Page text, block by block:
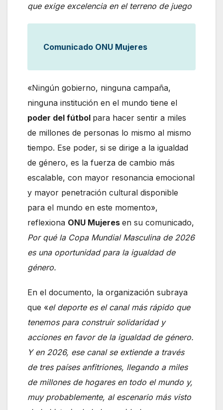
que exige excelencia en el terreno de juego
Comunicado ONU Mujeres
«Ningún gobierno, ninguna campaña,
ninguna institución en el mundo tiene el
poder del fútbol para hacer sentir a miles
de millones de personas lo mismo al mismo
tiempo. Ese poder, si se dirige a la igualdad
de género, es la fuerza de cambio más
escalable, con mayor resonancia emocional
y mayor penetración cultural disponible
para el mundo en este momento»,
reflexiona ONU Mujeres en su comunicado,
Por qué la Copa Mundial Masculina de 2026
es una oportunidad para la igualdad de
género.
En el documento, la organización subraya
que «el deporte es el canal más rápido que
tenemos para construir solidaridad y
acciones en favor de la igualdad de género.
Y en 2026, ese canal se extiende a través
de tres países anfitriones, llegando a miles
de millones de hogares en todo el mundo y,
muy probablemente, al escenario más visto